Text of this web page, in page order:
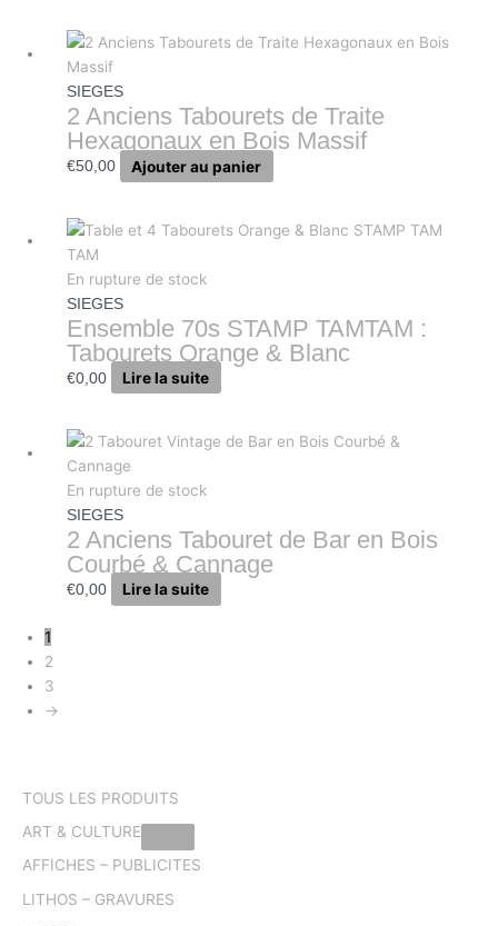
SIEGES
2 Anciens Tabourets de Traite
Hexagonaux en Bois Massif
€50,00 Ajouter au panier
En rupture de stock
SIEGES
Ensemble 70s STAMP TAMTAM :
Tabourets Orange & Blanc
€0,00 Lire la suite
En rupture de stock
SIEGES
2 Anciens Tabouret de Bar en Bois
Courbé & Cannage
€0,00 Lire la suite
1
2
3
→
TOUS LES PRODUITS
ART & CULTURE
AFFICHES – PUBLICITES
LITHOS – GRAVURES